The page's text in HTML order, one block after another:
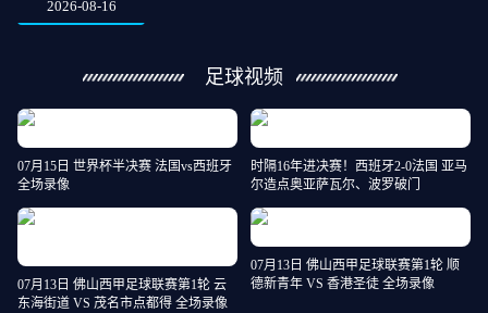
2026-08-16
足球视频
07月15日 世界杯半决赛 法国vs西班牙
全场录像
时隔16年进决赛！西班牙2-0法国 亚马
尔造点奥亚萨瓦尔、波罗破门
07月13日 佛山西甲足球联赛第1轮 云
东海街道 VS 茂名市点都得 全场录像
07月13日 佛山西甲足球联赛第1轮 顺
德新青年 VS 香港圣徒 全场录像